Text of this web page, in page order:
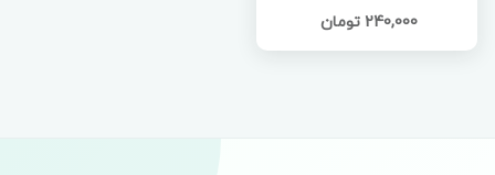
240,000 تومان